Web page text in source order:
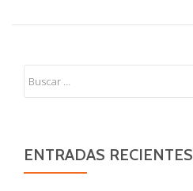
ENTRADAS RECIENTES